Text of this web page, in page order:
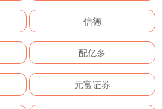
信德
配亿多
元富证券